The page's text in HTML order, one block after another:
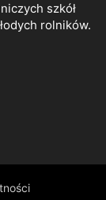
szkół
rolników.